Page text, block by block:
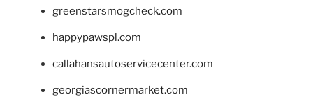
greenstarsmogcheck.com
happypawspl.com
callahansautoservicecenter.com
georgiascornermarket.com